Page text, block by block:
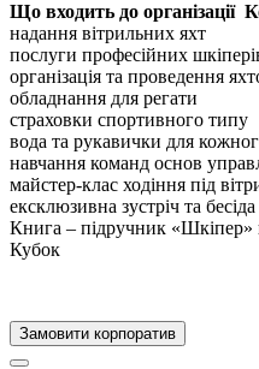
Що входить до організації
надання вітрильних яхт
послуги професійних
організація та проведення
обладнання для регати
страховки спортивного типу
вода та рукавички для
навчання команд основ
майстер-клас ходіння під
ексклюзивна зустріч та
Книга – підручник
Кубок
Замовити корпоратив